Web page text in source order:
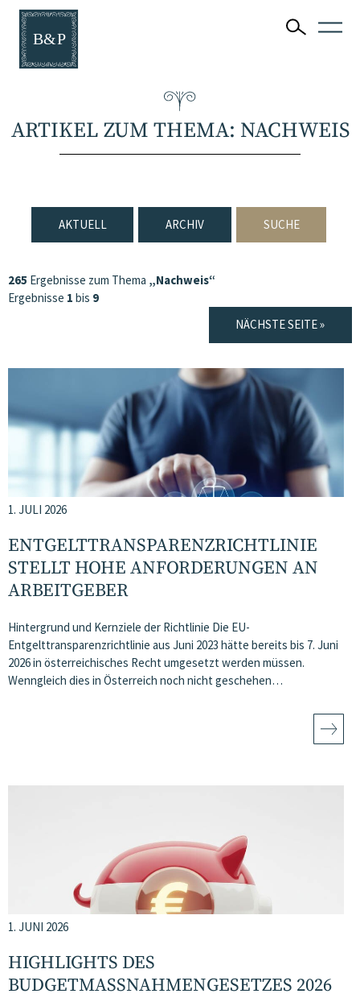
ARTIKEL ZUM THEMA: NACHWEIS
AKTUELL ARCHIV SUCHE
265 Ergebnisse zum Thema „Nachweis“
Ergebnisse 1 bis 9
NÄCHSTE SEITE »
1. JULI 2026
ENTGELTTRANSPARENZ​­RICHTLINIE
STELLT HOHE ANFORDERUNGEN AN
ARBEITGEBER
Hintergrund und Kernziele der Richtlinie Die EU-
Entgelttransparenzrichtlinie aus Juni 2023 hätte bereits bis 7. Juni
2026 in österreichisches Recht umgesetzt werden müssen.
Wenngleich dies in Österreich noch nicht geschehen…
1. JUNI 2026
HIGHLIGHTS DES
BUDGETMASSNAHMEN​­GESETZES 2026